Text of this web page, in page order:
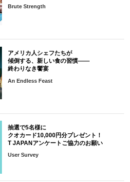
Brute Strength
アメリカ人シェフたちが
傾倒する、新しい食の習慣――
終わりなき饗宴
An Endless Feast
抽選で5名様に
クオカード10,000円分プレゼント！
T JAPANアンケートご協力のお願い
User Survey